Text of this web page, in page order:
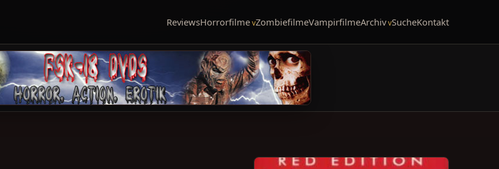
ReviewsHorrorfilme ZombiefilmeVampirfilmeArchiv SucheKontakt